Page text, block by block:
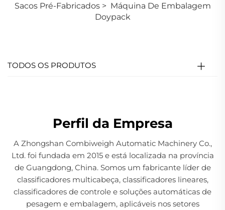
Sacos Pré-Fabricados> Máquina De Embalagem
Doypack
TODOS OS PRODUTOS
Perfil da Empresa
A Zhongshan Combiweigh Automatic Machinery Co.,
Ltd. foi fundada em 2015 e está localizada na província
de Guangdong, China. Somos um fabricante líder de
classificadores multicabeça, classificadores lineares,
classificadores de controle e soluções automáticas de
pesagem e embalagem, aplicáveis nos setores